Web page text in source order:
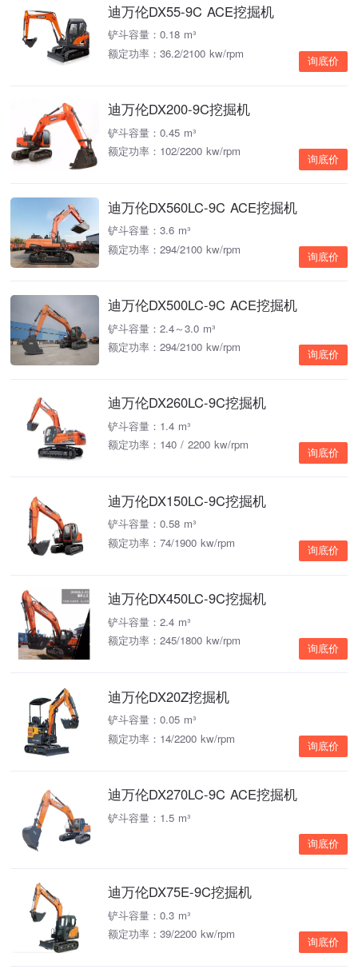
迪万伦DX55-9C ACE挖掘机
铲斗容量：0.18 m³
额定功率：36.2/2100 kw/rpm
询底价
迪万伦DX200-9C挖掘机
铲斗容量：0.45 m³
额定功率：102/2200 kw/rpm
询底价
迪万伦DX560LC-9C ACE挖掘机
铲斗容量：3.6 m³
额定功率：294/2100 kw/rpm
询底价
迪万伦DX500LC-9C ACE挖掘机
铲斗容量：2.4～3.0 m³
额定功率：294/2100 kw/rpm
询底价
迪万伦DX260LC-9C挖掘机
铲斗容量：1.4 m³
额定功率：140 / 2200 kw/rpm
询底价
迪万伦DX150LC-9C挖掘机
铲斗容量：0.58 m³
额定功率：74/1900 kw/rpm
询底价
迪万伦DX450LC-9C挖掘机
铲斗容量：2.4 m³
额定功率：245/1800 kw/rpm
询底价
迪万伦DX20Z挖掘机
铲斗容量：0.05 m³
额定功率：14/2200 kw/rpm
询底价
迪万伦DX270LC-9C ACE挖掘机
铲斗容量：1.5 m³
询底价
迪万伦DX75E-9C挖掘机
铲斗容量：0.3 m³
额定功率：39/2200 kw/rpm
询底价